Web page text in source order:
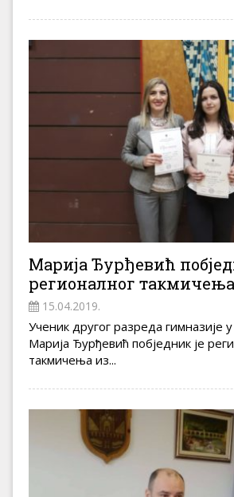
Марија Ђурђевић
регионалног такмичења
15.04.2019.
Ученик другог разреда гимназије
Марија Ђурђевић побједник је
такмичења из...